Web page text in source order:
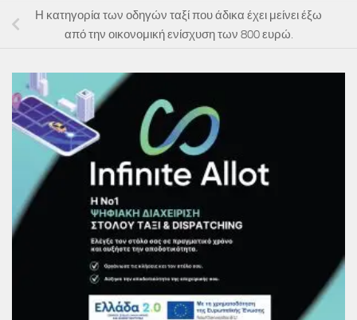
Η κατηγορία των οδηγών ταξί που άδικα έχει μείνει έξω
από την οικονομική ενίσχυση των 800 ευρώ.